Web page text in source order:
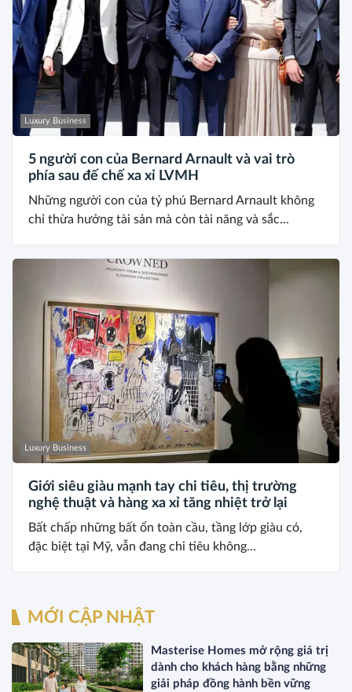
Luxury Business
5 người con của Bernard Arnault và vai trò
phía sau đế chế xa xỉ LVMH
Những người con của tỷ phú Bernard Arnault không
chỉ thừa hưởng tài sản mà còn tài năng và sắc...
Luxury Business
Giới siêu giàu mạnh tay chi tiêu, thị trường
nghệ thuật và hàng xa xỉ tăng nhiệt trở lại
Bất chấp những bất ổn toàn cầu, tầng lớp giàu có,
đặc biệt tại Mỹ, vẫn đang chi tiêu không...
MỚI CẬP NHẬT
Masterise Homes mở rộng giá trị
dành cho khách hàng bằng những
giải pháp đồng hành bền vững